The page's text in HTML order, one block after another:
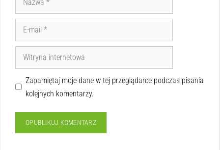
Zapamiętaj moje dane w tej przeglądarce podczas pisania
kolejnych komentarzy.